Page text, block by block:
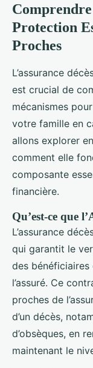
Comprendre
Protection
Proches
L’assurance
est crucial de
mécanismes
votre famille en
allons explorer
comment elle
composante
financière.
Qu’est-ce que
L’assurance
qui garantit le
des bénéficiaires
l’assuré. Ce
proches de
d’un décès,
d’obsèques, en
maintenant le